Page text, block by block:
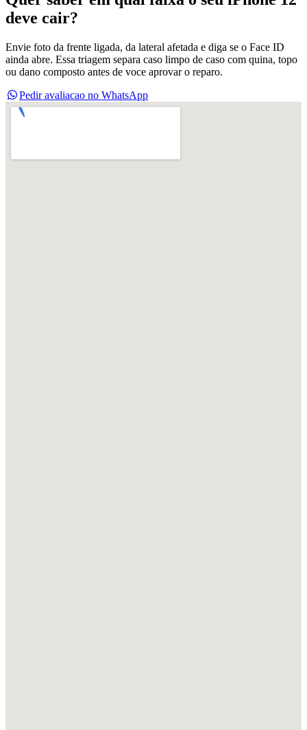
deve cair?
Envie foto da frente ligada, da lateral afetada e diga se o Face ID
ainda abre. Essa triagem separa caso limpo de caso com quina, topo
ou dano composto antes de voce aprovar o reparo.
Pedir avaliacao no WhatsApp